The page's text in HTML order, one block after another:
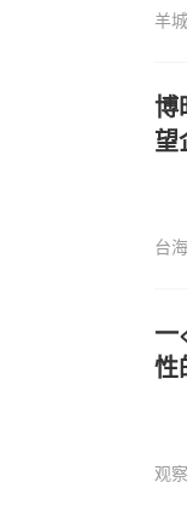
羊
博
望
台
一
性
观